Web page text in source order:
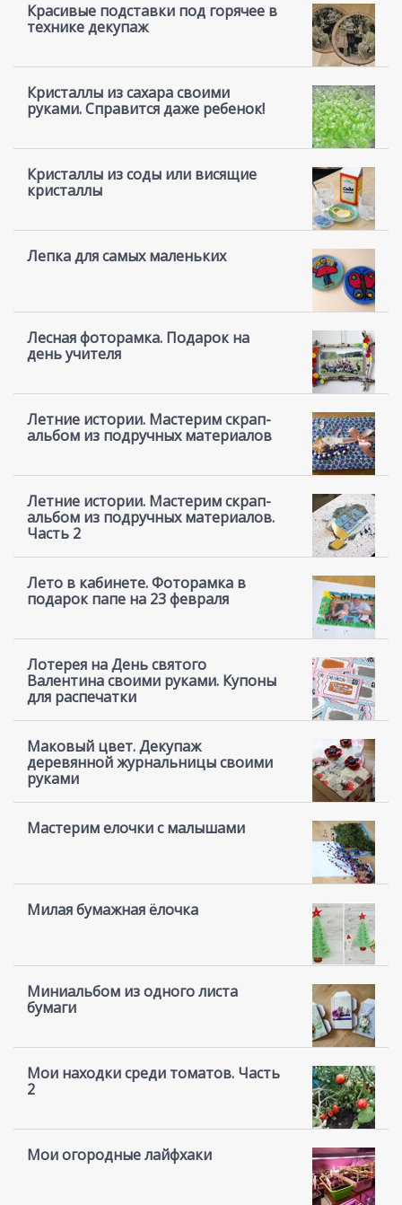
Красивые подставки под горячее в
технике декупаж
Кристаллы из сахара своими
руками. Справится даже ребенок!
Кристаллы из соды или висящие
кристаллы
Лепка для самых маленьких
Лесная фоторамка. Подарок на
день учителя
Летние истории. Мастерим скрап-
альбом из подручных материалов
Летние истории. Мастерим скрап-
альбом из подручных материалов.
Часть 2
Лето в кабинете. Фоторамка в
подарок папе на 23 февраля
Лотерея на День святого
Валентина своими руками. Купоны
для распечатки
Маковый цвет. Декупаж
деревянной журнальницы своими
руками
Мастерим елочки с малышами
Милая бумажная ёлочка
Миниальбом из одного листа
бумаги
Мои находки среди томатов. Часть
2
Мои огородные лайфхаки